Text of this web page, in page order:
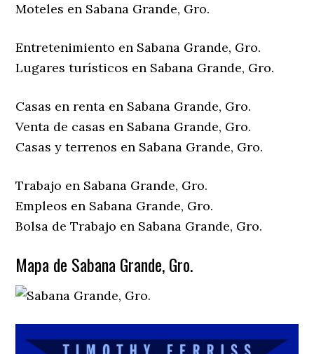
Moteles en Sabana Grande, Gro.
Entretenimiento en Sabana Grande, Gro.
Lugares turísticos en Sabana Grande, Gro.
Casas en renta en Sabana Grande, Gro.
Venta de casas en Sabana Grande, Gro.
Casas y terrenos en Sabana Grande, Gro.
Trabajo en Sabana Grande, Gro.
Empleos en Sabana Grande, Gro.
Bolsa de Trabajo en Sabana Grande, Gro.
Mapa de Sabana Grande, Gro.